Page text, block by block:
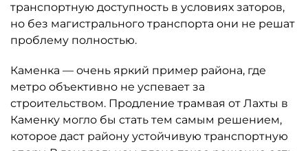
транспортную доступность в условиях заторов,
но без магистрального транспорта они не решат
проблему полностью.
Каменка — очень яркий пример района, где
метро объективно не успевает за
строительством. Продление трамвая от Лахты в
Каменку могло бы стать тем самым решением,
которое даст району устойчивую транспортную